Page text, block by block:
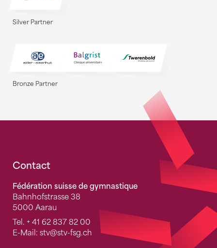
Silver Partner
Bronze Partner
Fusszeile
Contact
Fédération suisse de gymnastique
Bahnhofstrasse 38
5000 Aarau
Tel. + 41 62 837 82 00
E-Mail: stv@stv-fsg.ch